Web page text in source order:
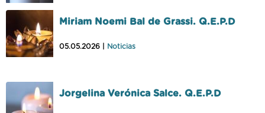
Miriam Noemi Bal de Grassi. Q.E.P.D
05.05.2026 | Noticias
Jorgelina Verónica Salce. Q.E.P.D